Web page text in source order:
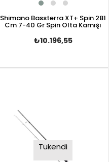
Shimano Bassterra XT+ Spin 281
Cm 7-40 Gr Spin Olta Kamışı
₺10.196,55
Tükendi